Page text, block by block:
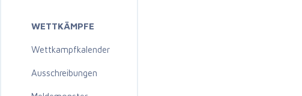
WETTKÄMPFE
Wettkampfkalender
Ausschreibungen